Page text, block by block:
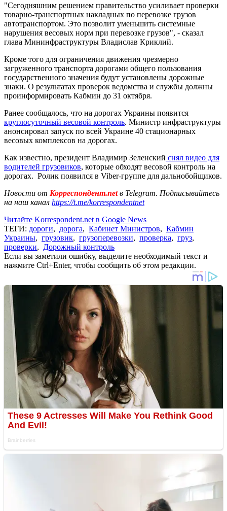
"Сегодняшним решением правительство усиливает проверки
товарно-транспортных накладных по перевозке грузов
автотранспортом. Это позволит уменьшить системные
нарушения весовых норм при перевозке грузов", - сказал
глава Мининфраструктуры Владислав Криклий.
Кроме того для ограничения движения чрезмерно
загруженного транспорта дорогами общего пользования
государственного значения будут установлены дорожные
знаки. О результатах проверок ведомства и службы должны
проинформировать Кабмин до 31 октября.
Ранее сообщалось, что на дорогах Украины появится
круглосуточный весовой контроль. Министр инфраструктуры
анонсировал запуск по всей Украине 40 стационарных
весовых комплексов на дорогах.
Как известно, президент Владимир Зеленский снял видео для
водителей грузовиков, которые обходят весовой контроль на
дорогах. Ролик появился в Viber-группе для дальнобойщиков.
Новости от Корреспондент.netв Telegram. Подписывайтесь
на наш канал https://t.me/korrespondentnet
Читайте Korrespondent.net в Google News
ТЕГИ: дороги, дорога, Кабинет Министров, Кабмин
Украины, грузовик, грузоперевозки, проверка, груз,
проверки, Дорожный контроль
Если вы заметили ошибку, выделите необходимый текст и
нажмите Ctrl+Enter, чтобы сообщить об этом редакции.